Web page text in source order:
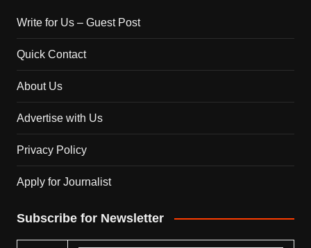
Write for Us – Guest Post
Quick Contact
About Us
Advertise with Us
Privacy Policy
Apply for Journalist
Subscribe for Newsletter